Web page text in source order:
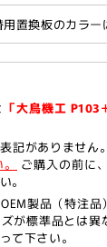
置換板のカラー
「大鳥機工 P103
記がありません
ご購入の前に
。
製品（特注
が標準品とは
て下さい。